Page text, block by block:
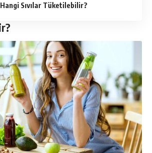
Sıvılar Tüketilebilir?